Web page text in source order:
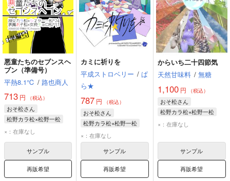
悪童たちのセブンスヘ
ブン（準備号）
平熱8.1℃ / 路也商人
713 円 （税込）
おそ松さん
松野カラ松×松野一松
松野カラ松
×：在庫なし
サンプル
再販希望
カミに祈りを
平成ストロベリー / ぱ
ら★
787 円 （税込）
おそ松さん
松野カラ松×松野一松
松野カラ松
×：在庫なし
サンプル
再販希望
からいち二十四節気
天然甘味料 / 無糖
1,100円 （税込）
おそ松さん
松野カラ松×松野一松
松野カラ松
×：在庫なし
サンプル
再販希望